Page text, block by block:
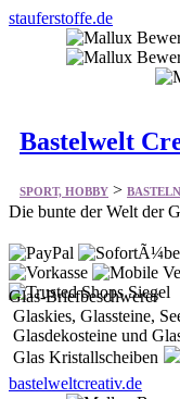
stauferstoffe.de
Bastelwelt
SPORT, HOBBY >
Die bunte der Welt der
Glas-
Glaskies, Glassteine,
Glasdekosteine und
Glas Kristallscheiben
bastelweltcreativ.de